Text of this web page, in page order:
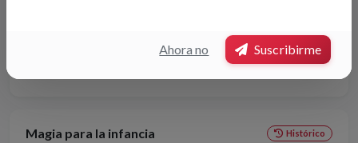
Magia para la infancia Histórico
Ahora no Suscribirme